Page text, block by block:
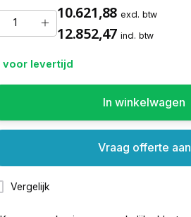
10.621,88 excl. btw
12.852,47 incl. btw
voor levertijd
In winkelwagen
Vergelijk
Vraag offerte aan